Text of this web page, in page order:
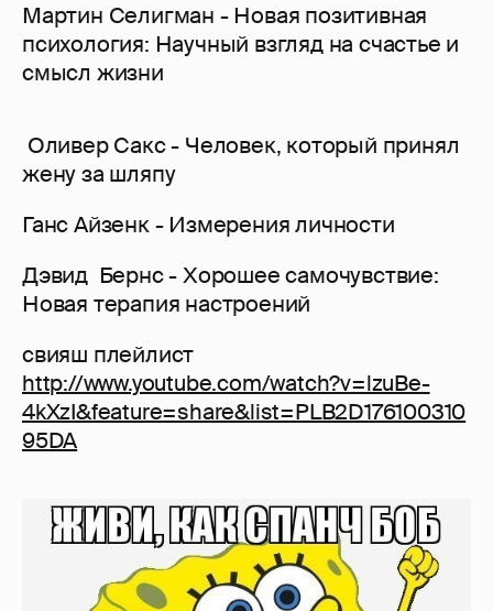
Мартин Селигман - Новая позитивная
психология: Научный взгляд на счастье и
смысл жизни
Оливер Сакс - Человек, который принял
жену за шляпу
Ганс Айзенк - Измерения личности
Дэвид Бернс - Хорошее самочувствие:
Новая терапия настроений
свияш плейлист
http://www.youtube.com/watch?v=lzuBe-
4kXzI&feature=share&list=PLB2D176100310
95DA